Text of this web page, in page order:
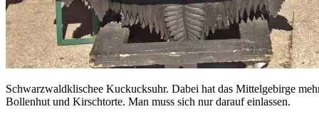
Schwarzwaldklischee Kuckucksuhr. Dabei hat das Mittelgebirge
Bollenhut und Kirschtorte. Man muss sich nur darauf einlassen.